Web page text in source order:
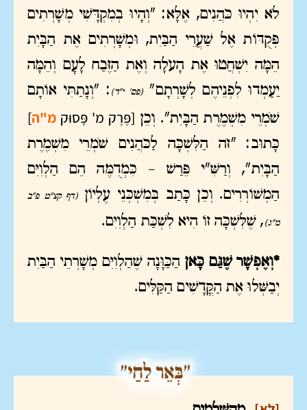
לֹא יִהְיוּ כֹּהֲנִים, אֶלָּא: "וְהָיוּ בְמִקְדָּשִׁי מְשָׁרְתִים
פְּקֻדּוֹת אֶל שַׁעֲרֵי הַבַּיִת, וּמְשָׁרְתִים אֶת הַבָּיִת
הֵמָּה יִשְׁחֲטוּ אֶת הָעֹלָה וְאֶת הַזֶּבַח לָעָם וְהֵמָּה
יַעַמְדוּ לִפְנֵיהֶם לְשָׁרְתָם" (פס' י"ד) : "וְנָתַתִּי אוֹתָם
שֹׁמְרֵי מִשְׁמֶרֶת הַבָּיִת". וְכֵן [פֶּרֶק מ' פָּסוּק מ"ה]
כָּתוּב: "זֹה הַלִּשְׁכָּה לַכֹּהֲנִים שֹׁמְרֵי מִשְׁמֶרֶת
הַבָּיִת", וְרַשִּׁ"י פֵּרַשׁ – כִּמְדֻמֶּה הֵם הַלְוִיִּם
הַמְשׁוֹרְרִים. וְכֵן כָּתַב בְּמִשְׁכְּנֵי עֶלְיוֹן(דף קצ"ט פ"ב
מ"ג), שֶׁלִּשְׁכָּה זוֹ הִיא לִשְׁכַּת הַלְוִיִּם.
*וְאֶפְשָׁר שֶׁגַּם כָּאן הַכַּוָּנָה שֶׁהַלְוִיִּם מְשָׁרְתֵי הַבַּיִת
יְבַשְּׁלוּ אֶת הַקֳּדָשִׁים הַקַּלִּים.